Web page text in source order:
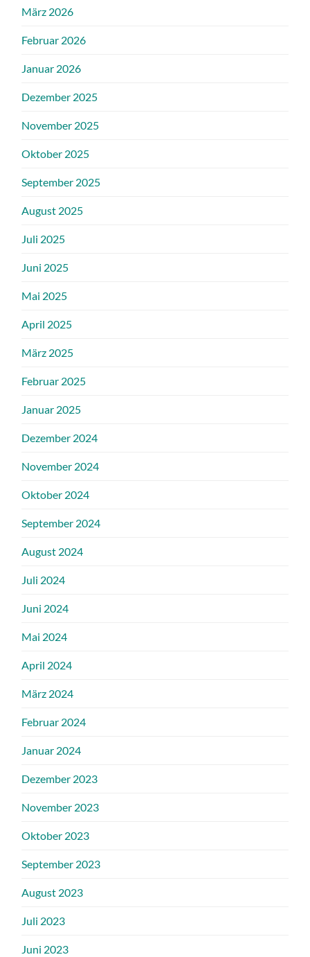
März 2026
Februar 2026
Januar 2026
Dezember 2025
November 2025
Oktober 2025
September 2025
August 2025
Juli 2025
Juni 2025
Mai 2025
April 2025
März 2025
Februar 2025
Januar 2025
Dezember 2024
November 2024
Oktober 2024
September 2024
August 2024
Juli 2024
Juni 2024
Mai 2024
April 2024
März 2024
Februar 2024
Januar 2024
Dezember 2023
November 2023
Oktober 2023
September 2023
August 2023
Juli 2023
Juni 2023